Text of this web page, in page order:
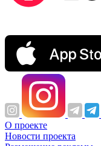
О проекте
Новости проекта